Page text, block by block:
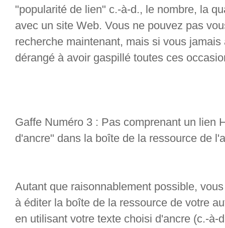
"popularité de lien" c.-à-d., le nombre, la
avec un site Web. Vous ne pouvez pas
recherche maintenant, mais si vous
dérangé à avoir gaspillé toutes ces
Gaffe Numéro 3 : Pas comprenant un lien
d'ancre" dans la boîte de la ressource de
Autant que raisonnablement possible,
à éditer la boîte de la ressource de votre
en utilisant votre texte choisi d'ancre (c.-à-